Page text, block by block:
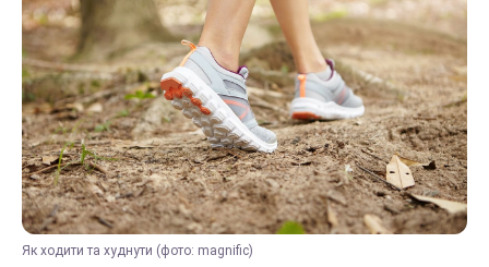
Як ходити та худнути (фото: magnific)